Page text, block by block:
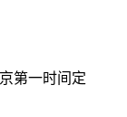
第一时间定